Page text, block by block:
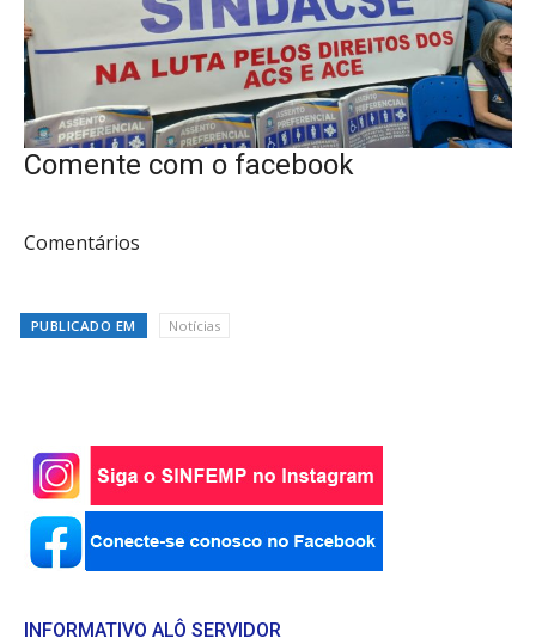
Comente com o facebook
Comentários
PUBLICADO EM Notícias
INFORMATIVO ALÔ SERVIDOR